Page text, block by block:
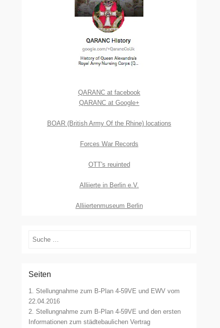
QARANC at facebook
QARANC at Google+
BOAR (British Army Of the Rhine) locations
Forces War Records
OTT's reuinted
Alliierte in Berlin e.V.
Alliiertenmuseum Berlin
Suchen
Seiten
1. Stellungnahme zum B-Plan 4-59VE und EWV vom
22.04.2016
2. Stellungnahme zum B-Plan 4-59VE und den ersten
Informationen zum städtebaulichen Vertrag